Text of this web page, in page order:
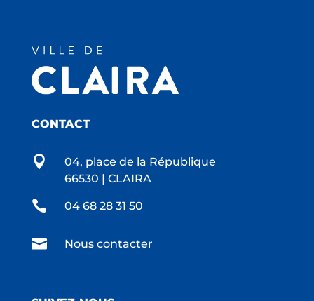
CONTACT

04, place de la République
66530 | CLAIRA
 04 68 28 31 50
 Nous contacter